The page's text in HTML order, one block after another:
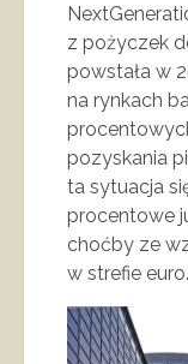
z pożyczek
powstała w
na rynkach
pozyskania
ta sytuacja
procentowe
choćby ze
w strefie euro.